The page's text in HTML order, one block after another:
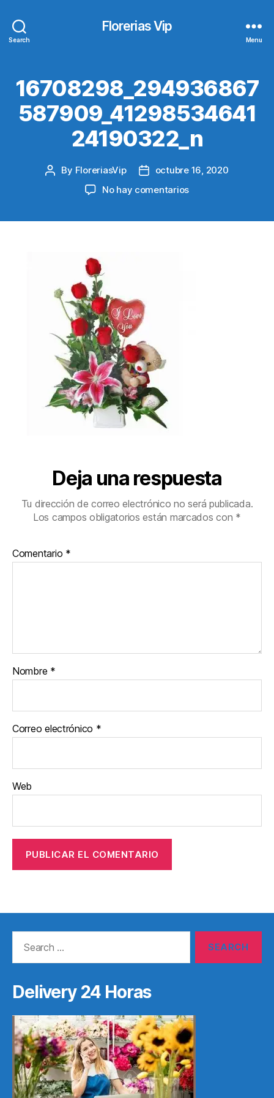
Search
Florerias Vip
Menu
16708298_294936867
587909_41298534641
24190322_n
Post
By FloreriasVip
Postoctubre 16, 2020
No hay comentariosen
Deja una respuesta
Tu dirección de correo electrónico no será publicada.
Los campos obligatorios están marcados con *
Comentario *
Nombre *
Correo electrónico *
Web
Delivery 24 Horas